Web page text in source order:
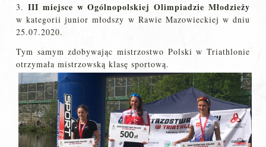
3.III miejsce w Ogólnopolskiej Olimpiadzie Młodzieży
w kategorii junior młodszy w Rawie Mazowieckiej w dniu
25.07.2020.
Tym samym zdobywając mistrzostwo Polski w Triathlonie
otrzymała mistrzowską klasę sportową.